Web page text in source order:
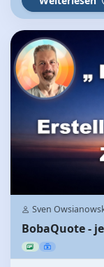
Sven
BobaQuote -